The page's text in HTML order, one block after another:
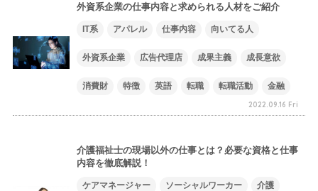
外資系企業の仕事内容と求められる人材をご紹介
IT系 アパレル 仕事内容 向いてる人
外資系企業 広告代理店 成果主義 成長意欲
消費財 特徴 英語 転職 転職活動 金融
2022.09.16 Fri
介護福祉士の現場以外の仕事とは？必要な資格と仕事
内容を徹底解説！
ケアマネージャー ソーシャルワーカー 介護